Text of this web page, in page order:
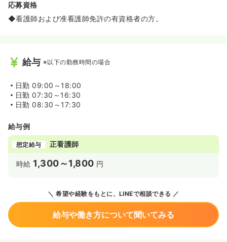
応募資格
◆看護師および准看護師免許の有資格者の方。
給与 ※以下の勤務時間の場合
日勤 09:00～18:00
日勤 07:30～16:30
日勤 08:30～17:30
給与例
想定給与 正看護師
時給 1,300～1,800 円
希望や経験をもとに、LINEで相談できる
給与や働き方について聞いてみる